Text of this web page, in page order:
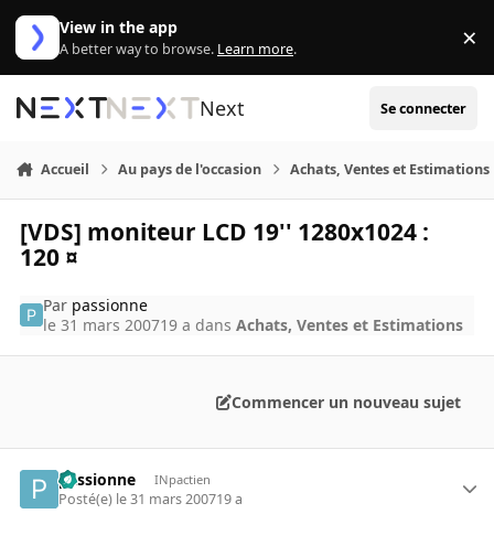
Aller au contenu
View in the app
A better way to browse. Learn more. ×
Next Se connecter
Accueil Au pays de l'occasion Achats, Ventes et Estimations
[VDS] moniteur LCD 19'' 1280x1024 :
120 ¤
Par passionne
le 31 mars 200719 a dansAchats, Ventes et Estimations
Commencer un nouveau sujet
passionne INpactien
Posté(e) le 31 mars 200719 a